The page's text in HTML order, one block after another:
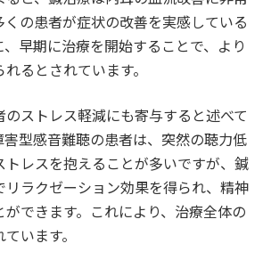
の患者が症状の改善を実感している
早期に治療を開始することで、より
るとされています。
のストレス軽減にも寄与すると述べて
害型感音難聴の患者は、突然の聴力低
レスを抱えることが多いですが、鍼
リラクゼーション効果を得られ、精神
できます。これにより、治療全体の
います。